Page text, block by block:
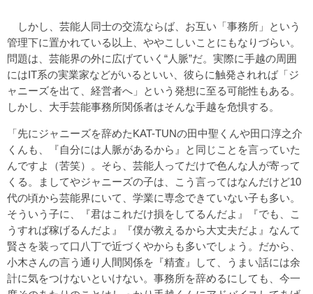
しかし、芸能人同士の交流ならば、お互い「事務所」という
管理下に置かれている以上、ややこしいことにもなりづらい。
問題は、芸能界の外に広げていく“人脈”だ。実際に手越の周囲
にはIT系の実業家などがいるといい、彼らに触発されれば「ジ
ャニーズを出て、経営者へ」という発想に至る可能性もある。
しかし、大手芸能事務所関係者はそんな手越を危惧する。
「先にジャニーズを辞めたKAT-TUNの田中聖くんや田口淳之介
くんも、『自分には人脈があるから』と同じことを言っていた
んですよ（苦笑）。そら、芸能人ってだけで色んな人が寄って
くる。ましてやジャニーズの子は、こう言ってはなんだけど10
代の頃から芸能界にいて、学業に専念できていない子も多い。
そういう子に、『君はこれだけ損をしてるんだよ』『でも、こ
うすれば稼げるんだよ』『僕が教えるから大丈夫だよ』なんて
賢さを装って口八丁で近づくやからも多いでしょう。だから、
小木さんの言う通り人間関係を『精査』して、うまい話には余
計に気をつけないといけない。事務所を辞めるにしても、今一